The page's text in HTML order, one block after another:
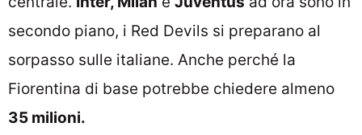
secondo piano, i Red Devils si preparano al
sorpasso sulle italiane. Anche perché la
Fiorentina di base potrebbe chiedere almeno
35 milioni.